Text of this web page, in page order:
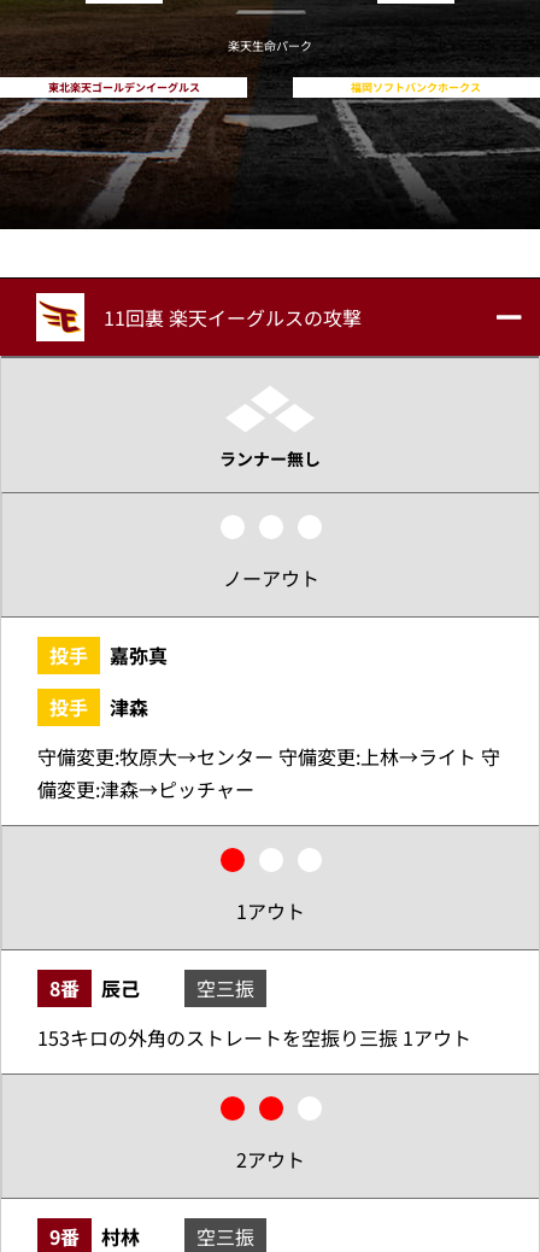
東北楽天ゴールデンイーグルス
楽天生命パーク
福岡ソフトバンクホークス
11回裏 楽天イーグルスの攻撃
ランナー無し
ノーアウト
投手
嘉弥真
投手
津森
守備変更:牧原大→センター 守備変更:上林→ライト 守
備変更:津森→ピッチャー
1アウト
8番 辰己
空三振
153キロの外角のストレートを空振り三振 1アウト
2アウト
9番 村林
空三振